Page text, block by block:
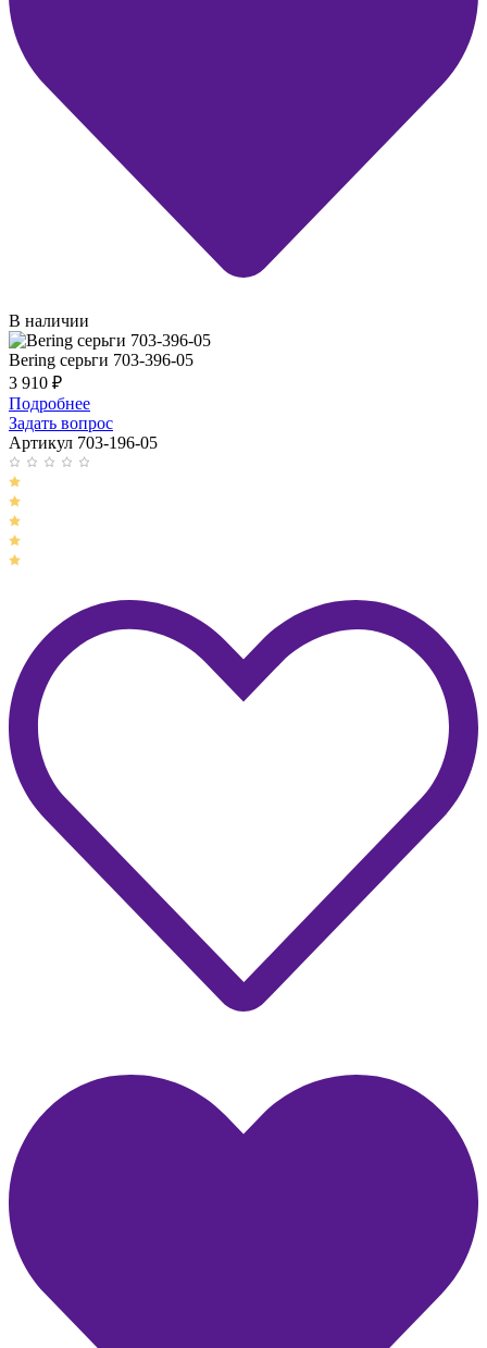
В наличии
Bering серьги 703-396-05
3 910 ₽
Подробнее
Задать вопрос
Артикул 703-196-05